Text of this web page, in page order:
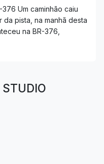
Um caminhão caiu
pista, na manhã desta
na BR-376,